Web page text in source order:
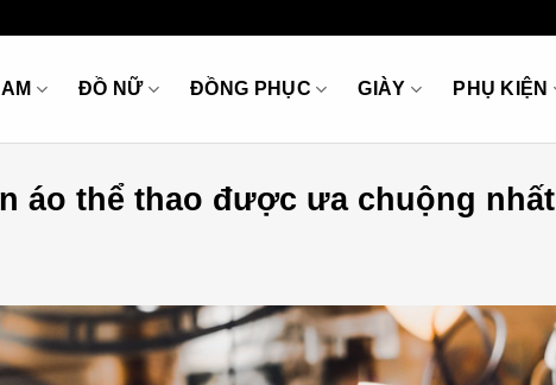
ĐỒ NỮ ĐỒNG PHỤC GIÀY PHỤ KIỆN
áo thể thao được ưa chuộng nhất